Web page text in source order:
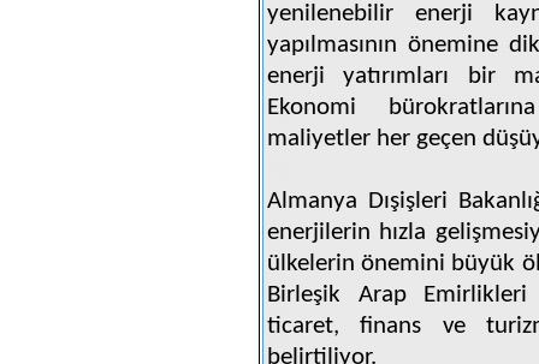
yenilenebilir enerji
yapılmasının önemine
enerji yatırımları bir
Ekonomi
maliyetler her geçen
Almanya Dışişleri
enerjilerin hızla
ülkelerin önemini büyük
Birleşik Arap
ticaret, finans ve
belirtiliyor.